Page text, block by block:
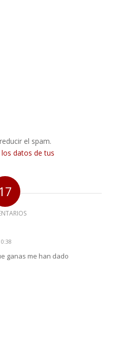
el spam.
datos de tus
ganas me han dado